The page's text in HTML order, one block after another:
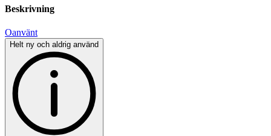
Beskrivning
Oanvänt
Helt ny och aldrig använd